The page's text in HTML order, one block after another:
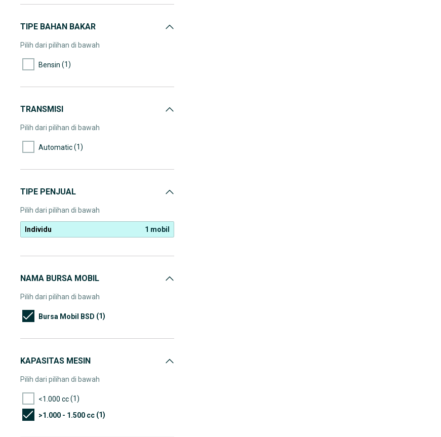
TIPE BAHAN BAKAR
Pilih dari pilihan di bawah
Bensin (1)
TRANSMISI
Pilih dari pilihan di bawah
Automatic(1)
TIPE PENJUAL
Pilih dari pilihan di bawah
Individu 1 mobil
NAMA BURSA MOBIL
Pilih dari pilihan di bawah
Bursa Mobil BSD (1)
KAPASITAS MESIN
Pilih dari pilihan di bawah
<1.000 cc(1)
>1.000 - 1.500 cc (1)